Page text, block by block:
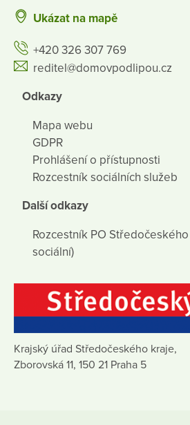
Ukázat na mapě
+420 326 307 769
reditel@domovpodlipou.cz
Odkazy
Mapa webu
GDPR
Prohlášení o přístupnosti
Rozcestník sociálních služeb
Další odkazy
Rozcestník PO
sociální)
Krajský úřad Středočeského kraje,
Zborovská 11, 150 21 Praha 5